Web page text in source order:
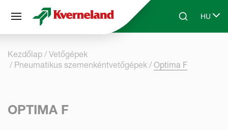
Skip to main contentSearchHU
Select
Kezdőlap
Vetőgépek
Pneumatikus szemenként­vetőgépek
Optima F
OPTIMA F
Süti preferenciák